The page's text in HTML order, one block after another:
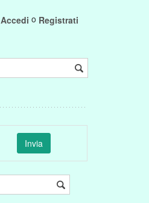
Accedi o Registrati